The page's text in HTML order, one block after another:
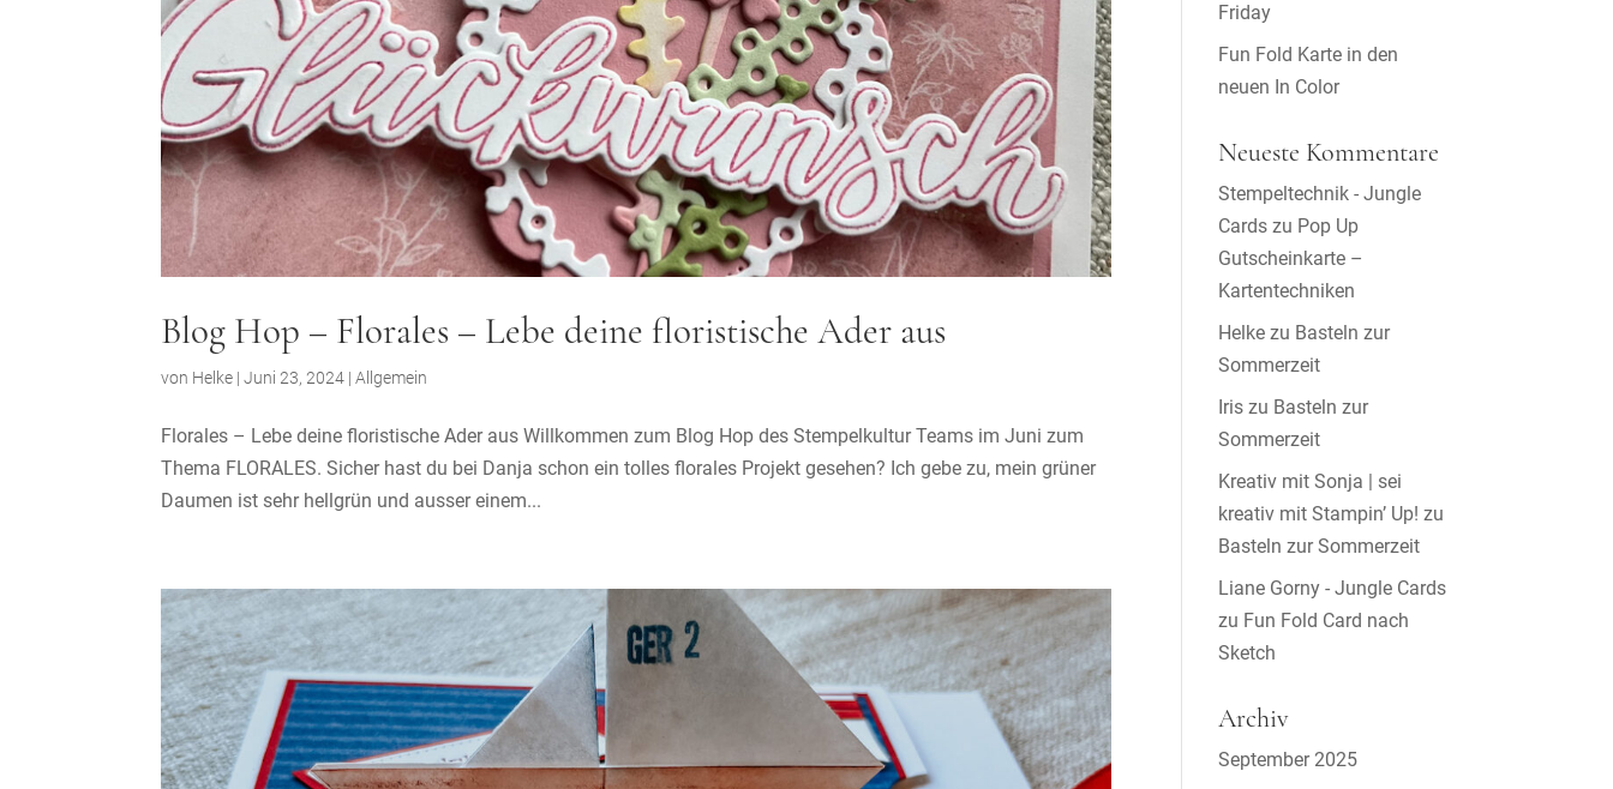
Blog Hop – Florales – Lebe deine floristische Ader aus
von Helke |Juni 23, 2024 |Allgemein
Florales – Lebe deine floristische Ader aus Willkommen zum Blog Hop des Stempelkultur Teams im Juni zum
Thema FLORALES. Sicher hast du bei Danja schon ein tolles florales Projekt gesehen? Ich gebe zu, mein grüner
Daumen ist sehr hellgrün und ausser einem...
Friday
Fun Fold Karte in den
neuen In Color
Neueste Kommentare
Stempeltechnik - Jungle
Cards zu Pop Up
Gutscheinkarte –
Kartentechniken
Helke zu Basteln zur
Sommerzeit
Iris zu Basteln zur
Sommerzeit
Kreativ mit Sonja | sei
kreativ mit Stampin’ Up! zu
Basteln zur Sommerzeit
Liane Gorny - Jungle Cards
zu Fun Fold Card nach
Sketch
Archiv
September 2025